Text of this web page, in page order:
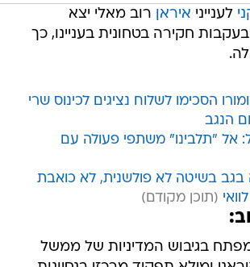
לענייני איראן רוב מאלי יצא
חקירה בטחונית בעניינו, כך
הסכימו לשלוח נציגים לכינוס שרי
הנגב
אל "תלבינו" משתפי פעולה עם
בגב בשיטה לא פולשנית, לא כואבת
בגיבוש המדיניות של ממשל